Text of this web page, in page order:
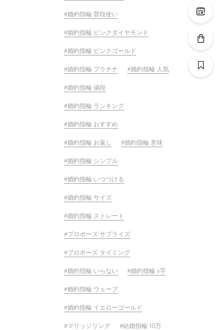
婚約指輪 普段使い
婚約指輪 ピンクダイヤモンド
婚約指輪 ピンクゴールド
婚約指輪 プラチナ 婚約指輪 人気
婚約指輪 値段
婚約指輪 ランキング
婚約指輪 おすすめ
婚約指輪 お返し 婚約指輪 意味
婚約指輪 シンプル
婚約指輪 いつつける
婚約指輪 サイズ
婚約指輪 ストレート
プロポーズ サプライズ
プロポーズ タイミング
婚約指輪 いらない 婚約指輪 v字
婚約指輪 ウェーブ
婚約指輪 イエローゴールド
マリッジリング 結婚指輪 10万